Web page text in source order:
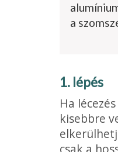
a
1. lépés
Ha
kisebbre
csak a